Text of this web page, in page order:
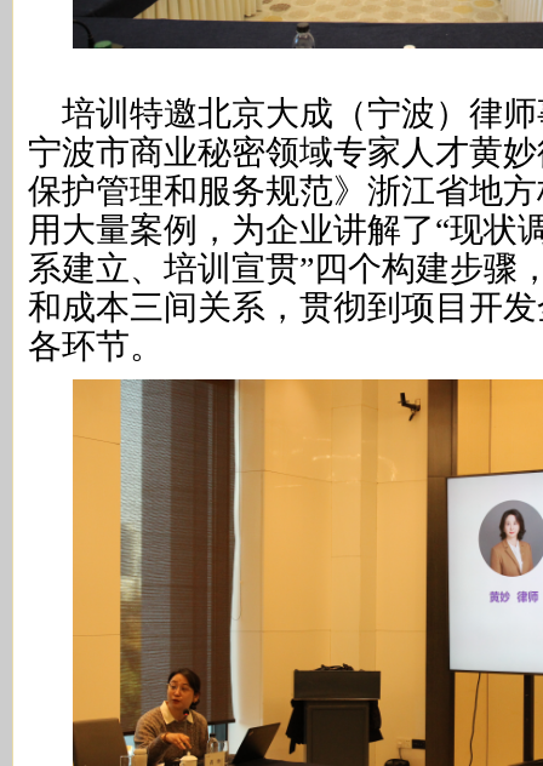
培训特邀北京大成（宁波）律
宁波市商业秘密领域专家人才黄
保护管理和服务规范》浙江省地
用大量案例，为企业讲解了“现状
系建立、培训宣贯”四个构建步骤
和成本三间关系，贯彻到项目开
各环节。